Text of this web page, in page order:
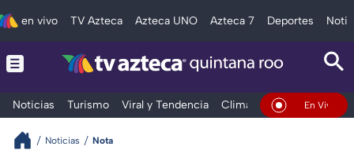
en vivo TV Azteca Azteca UNO Azteca 7 Deportes
Noticias Turismo Viral y Tendencia Clima Tráfico En Vivo
Noticias Nota